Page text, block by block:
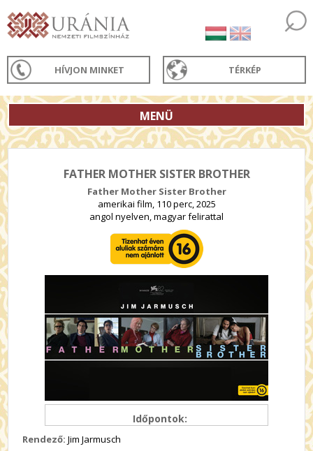
HÍVJON MINKET TÉRKÉP
MENÜ
FATHER MOTHER SISTER BROTHER
Father Mother Sister Brother
amerikai film, 110 perc, 2025
angol nyelven, magyar felirattal
Időpontok:
Rendező: Jim Jarmusch